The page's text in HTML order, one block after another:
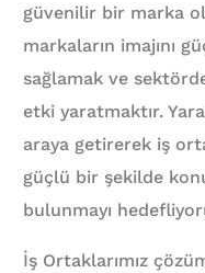
güvenilir bir marka
markaların imajını
sağlamak ve
etki yaratmaktır.
araya getirerek iş
güçlü bir şekilde
bulunmayı
İş Ortaklarımız